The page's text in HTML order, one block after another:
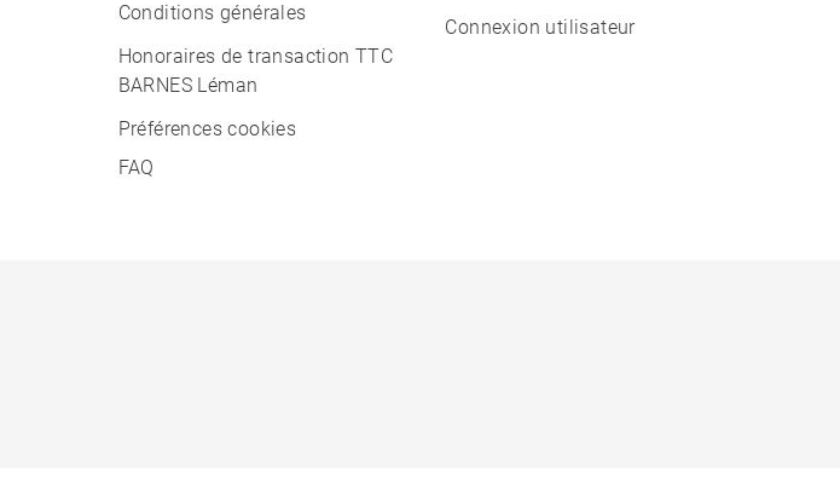
Conditions générales
Honoraires de transaction TTC
BARNES Léman
Préférences cookies
FAQ
Connexion utilisateur